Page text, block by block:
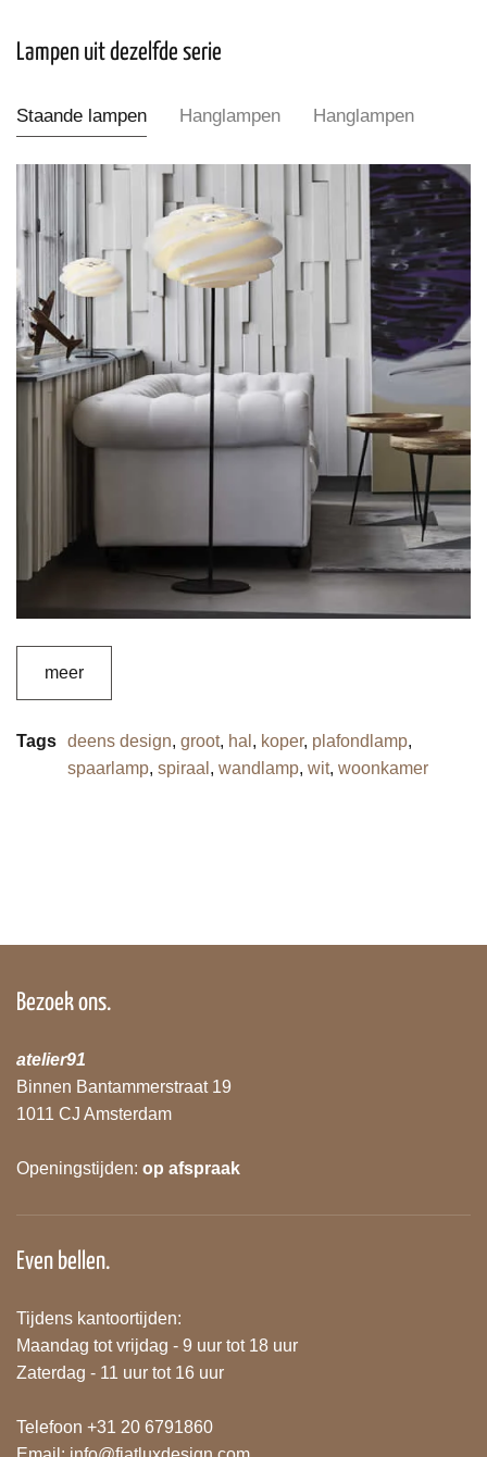
Lampen uit dezelfde serie
Staande lampen Hanglampen Hanglampen
meer
Tags deens design, groot, hal , koper, plafondlamp,
spaarlamp, spiraal , wandlamp, wit, woonkamer
Bezoek ons.
atelier91
Binnen Bantammerstraat 19
1011 CJ Amsterdam
Openingstijden: op afspraak
Even bellen.
Tijdens kantoortijden:
Maandag tot vrijdag - 9 uur tot 18 uur
Zaterdag - 11 uur tot 16 uur
Telefoon +31 20 6791860